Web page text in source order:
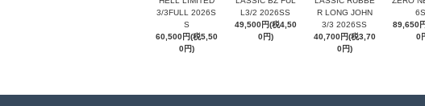
3/3FULL 2026S
S
60,500円(税5,50
0円)
L3/2 2026SS
49,500円(税4,50
0円)
R LONG JOHN
3/3 2026SS
40,700円(税3,70
0円)
89,650
0